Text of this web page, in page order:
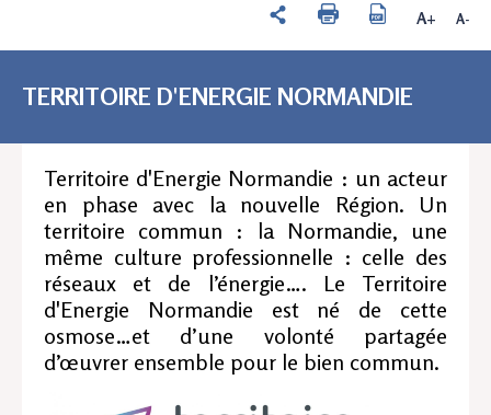
A+ A-
TERRITOIRE D'ENERGIE NORMANDIE
Territoire d'Energie Normandie : un acteur
en phase avec la nouvelle Région. Un
territoire commun : la Normandie, une
même culture professionnelle : celle des
réseaux et de l’énergie…. Le Territoire
d'Energie Normandie est né de cette
osmose…et d’une volonté partagée
d’œuvrer ensemble pour le bien commun.